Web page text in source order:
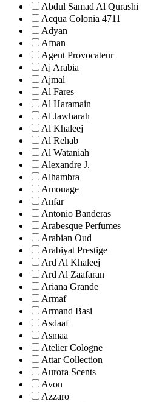
Abdul Samad Al Qurashi
Acqua Colonia 4711
Adyan
Afnan
Agent Provocateur
Aj Arabia
Ajmal
Al Fares
Al Haramain
Al Jawharah
Al Khaleej
Al Rehab
Al Wataniah
Alexandre J.
Alhambra
Amouage
Anfar
Antonio Banderas
Arabesque Perfumes
Arabian Oud
Arabiyat Prestige
Ard Al Khaleej
Ard Al Zaafaran
Ariana Grande
Armaf
Armand Basi
Asdaaf
Asmaa
Atelier Cologne
Attar Collection
Aurora Scents
Avon
Azzaro